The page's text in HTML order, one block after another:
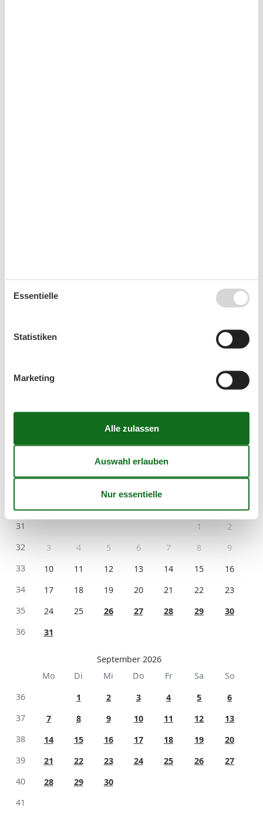
Wohn-/Schlafbereich
CD-Player
August 2026
31
1
2
32
3 4 5 6 7 8
9
33
10 11 12 13 14 15
16
34
17 18 19 20 21 22
23
35
24 25 26 27 28 29
30
36
31
September 2026
Mo
Di Mi Do Fr Sa
So
36
1 2 3 4 5
6
37
7 8 9 10 11 12
13
38
14 15 16 17 18 19
20
39
21 22 23 24 25 26
27
40
28 29
30
41
Essentielle
Statistiken
Marketing